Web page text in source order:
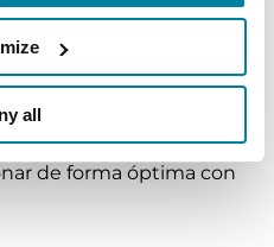
all
del desempeño y de
las personas
aún más lentas.
, centrarse en una
las distracciones,
de forma óptima con